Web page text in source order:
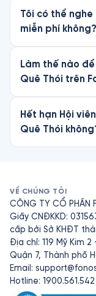
Tôi có thể
miễn phí không?
Làm thế nào
Quê Thói trên
Hết hạn Hội
Quê Thói
VỀ CHÚNG TÔI
CÔNG TY CỔ PHẦN
Giấy CNĐKKD:
cấp bởi Sở KHĐT
Địa chỉ: 119 Mỹ Kim
Quận 7, Thành phố
Email:
Hotline: 1900.561.542